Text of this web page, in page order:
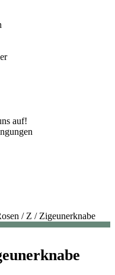
auf!
/ Z / Zigeunerknabe